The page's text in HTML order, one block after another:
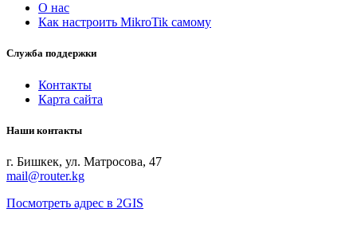
О нас
Как настроить MikroTik самому
Служба поддержки
Контакты
Карта сайта
Наши контакты
г. Бишкек, ул. Матросова, 47
mail@router.kg
Посмотреть адрес в 2GIS